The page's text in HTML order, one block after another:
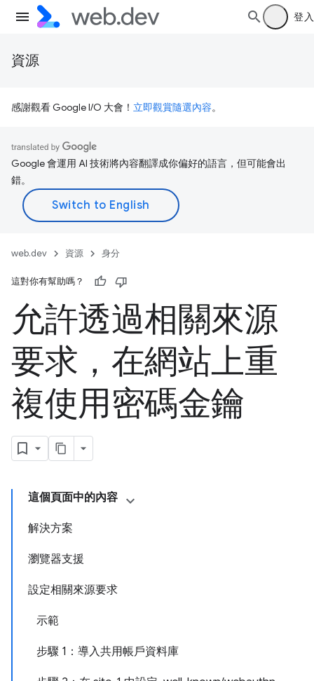
登入
資源
感謝觀看 Google I/O 大會！ 立即觀賞隨選內容。
Google 會運用 AI 技術將內容翻譯成你偏好的語言，但可能會出
錯。
web.dev 資源 身分
這對你有幫助嗎？
允許透過相關來源
要求，在網站上重
複使用密碼金鑰
這個頁面中的內容
解決方案
瀏覽器支援
設定相關來源要求
示範
步驟 1：導入共用帳戶資料庫